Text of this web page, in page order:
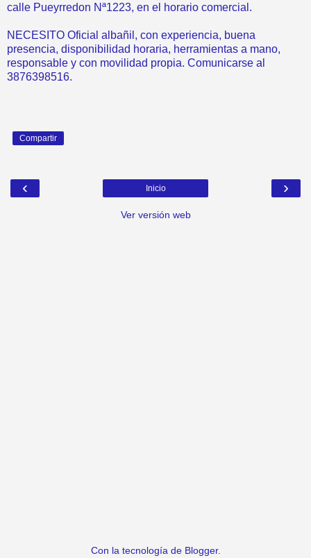
calle Pueyrredon Nª1223, en el horario comercial.
NECESITO Oficial albañil, con experiencia, buena
presencia, disponibilidad horaria, herramientas a mano,
responsable y con movilidad propia. Comunicarse al
3876398516.
Compartir
‹ ›
Inicio
Ver versión web
Con la tecnología de Blogger.